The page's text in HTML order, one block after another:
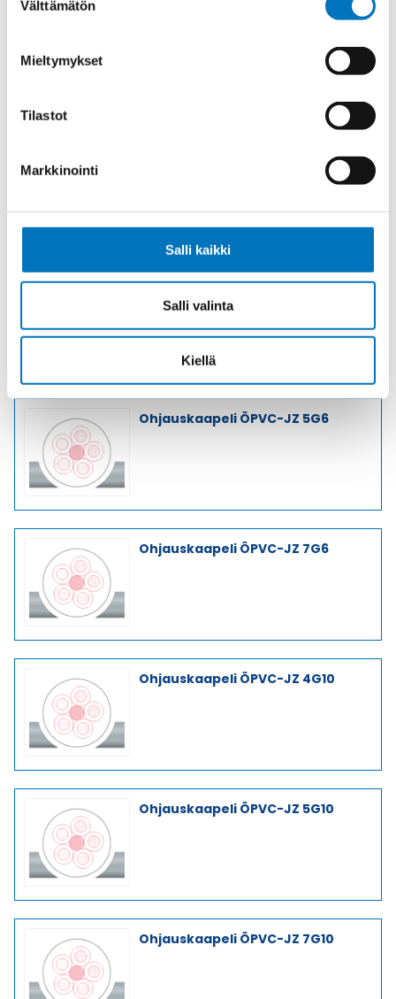
valinta
Välttämätön
Mieltymykset
Tilastot
Markkinointi
Salli kaikki
Salli valinta
Kiellä
Ohjauskaapeli ÖPVC-JZ 3G6
Ohjauskaapeli ÖPVC-JZ 4G6
Ohjauskaapeli ÖPVC-JZ 5G6
Ohjauskaapeli ÖPVC-JZ 7G6
Ohjauskaapeli ÖPVC-JZ 4G10
Ohjauskaapeli ÖPVC-JZ 5G10
Ohjauskaapeli ÖPVC-JZ 7G10